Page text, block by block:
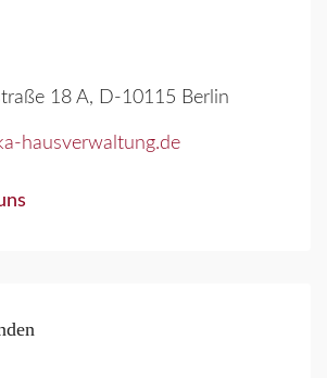
18 A, D-10115 Berlin
hausverwaltung.de